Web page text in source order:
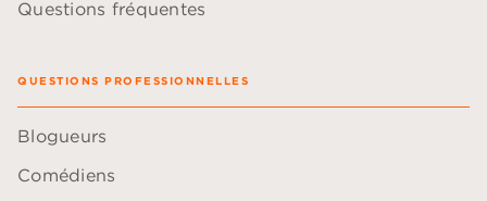
Questions fréquentes
QUESTIONS PROFESSIONNELLES
Blogueurs
Comédiens